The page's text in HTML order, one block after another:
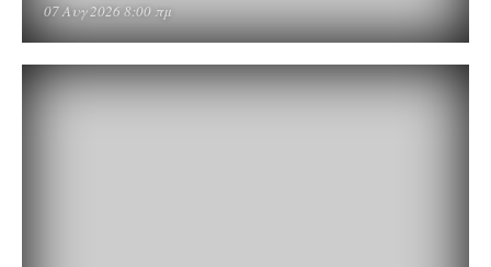
07 Αυγ 2026 8:00 πμ